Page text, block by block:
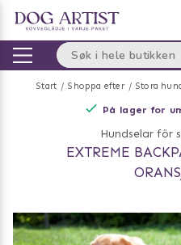
Start Shoppa efter Stora
På lager for
Hundselar för
EXTREME